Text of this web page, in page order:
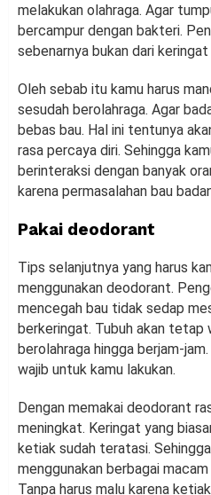
melakukan olahraga. Agar
bercampur dengan bakteri.
sebenarnya bukan dari
Oleh sebab itu kamu harus
sesudah berolahraga. Agar
bebas bau. Hal ini tentunya
rasa percaya diri. Sehingga
berinteraksi dengan banyak
karena permasalahan bau
Pakai deodorant
Tips selanjutnya yang harus
menggunakan deodorant.
mencegah bau tidak sedap
berkeringat. Tubuh akan tetap
berolahraga hingga berjam-
wajib untuk kamu lakukan.
Dengan memakai deodorant
meningkat. Keringat yang
ketiak sudah teratasi.
menggunakan berbagai
Tanpa harus malu karena